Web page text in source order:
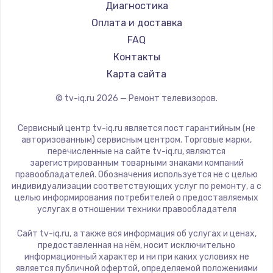
Замена видеокарты
1600 руб.
Заказать
Ремонт разъема питания
880 руб.
Заказать
Замена видеочипа
2745 руб.
Заказать
2600 руб.
Заказать
Hyundai
Doffler
Hiper
Grundig
HITACHI
Yandex
National
iFFALCON
Tuvio
Nord
BenQ
Диагностика
Оплата и доставка
FAQ
Контакты
Карта сайта
© tv-iq.ru 2026 — Ремонт телевизоров.
Сервисный центр tv-iq.ru является пост гарантийным (не
авторизованным) сервисным центром. Торговые марки,
перечисленные на сайте tv-iq.ru, являются
зарегистрированным товарными знаками компаний
правообладателей. Обозначения используется не с целью
индивидуализации соответствующих услуг по ремонту, а с
целью информирования потребителей о предоставляемых
услугах в отношении техники правообладателя
Сайт tv-iq.ru, а также вся информация об услугах и ценах,
предоставленная на нём, носит исключительно
информационный характер и ни при каких условиях не
является публичной офертой, определяемой положениями